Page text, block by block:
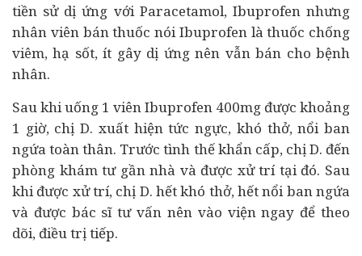
tiền sử dị ứng với Paracetamol, Ibuprofen nhưng
nhân viên bán thuốc nói Ibuprofen là thuốc chống
viêm, hạ sốt, ít gây dị ứng nên vẫn bán cho bệnh
nhân.
Sau khi uống 1 viên Ibuprofen 400mg được khoảng
1 giờ, chị D. xuất hiện tức ngực, khó thở, nổi ban
ngứa toàn thân. Trước tình thế khẩn cấp, chị D. đến
phòng khám tư gần nhà và được xử trí tại đó. Sau
khi được xử trí, chị D. hết khó thở, hết nổi ban ngứa
và được bác sĩ tư vấn nên vào viện ngay để theo
dõi, điều trị tiếp.